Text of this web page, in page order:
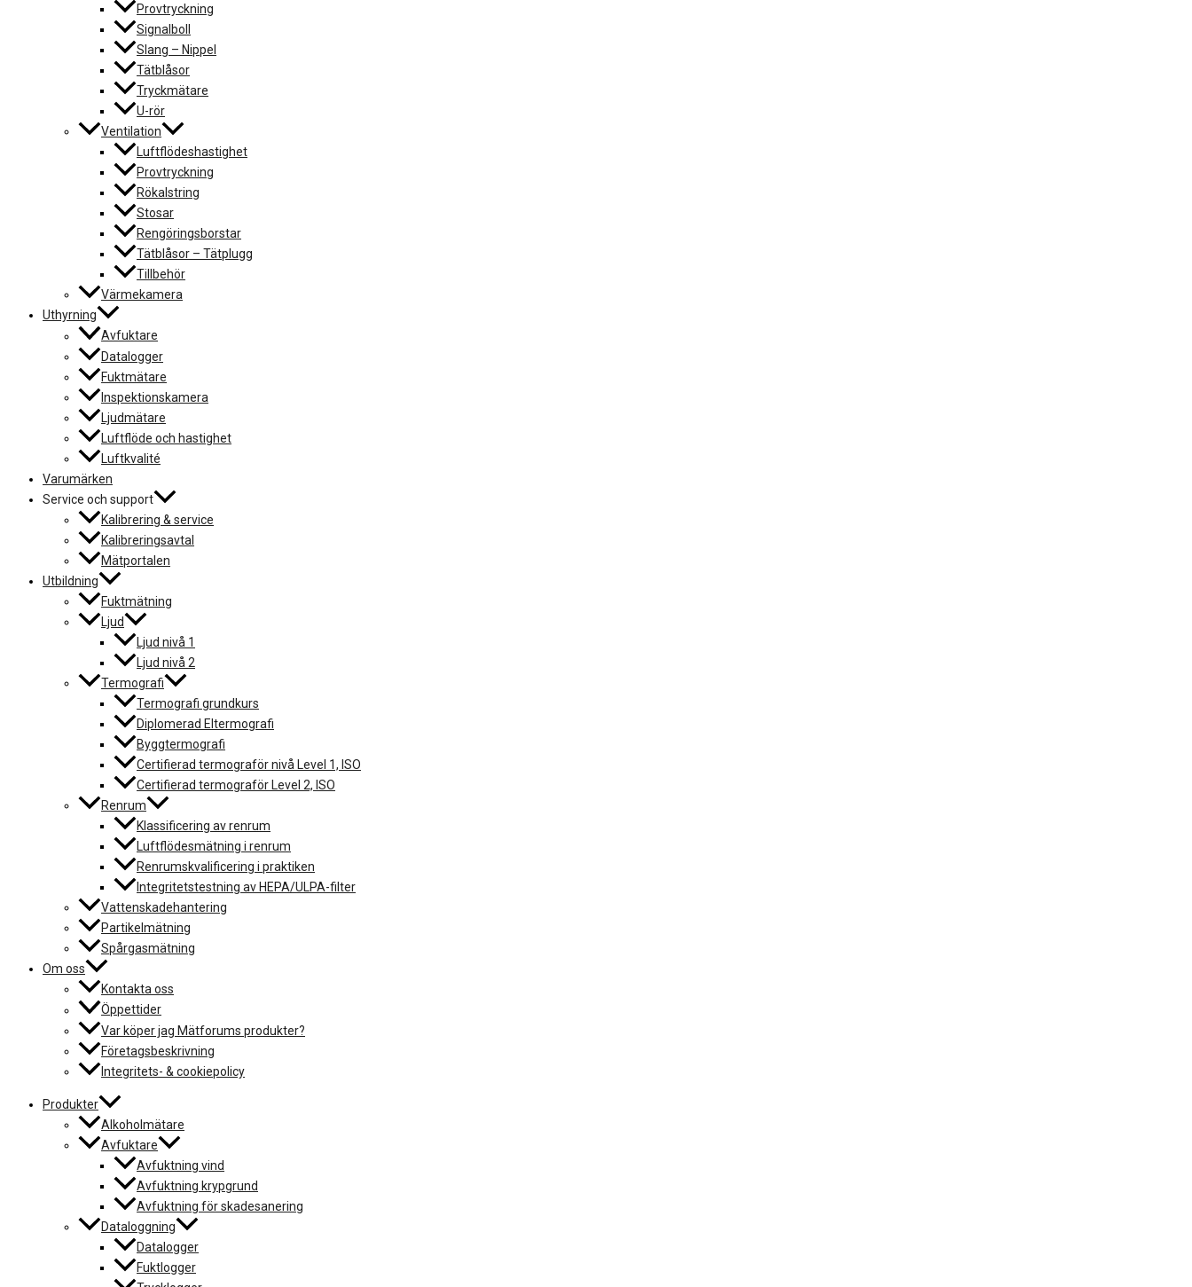
Provtryckning
Signalboll
Slang – Nippel
Tätblåsor
Tryckmätare
U-rör
Ventilation
Luftflödeshastighet
Provtryckning
Rökalstring
Stosar
Rengöringsborstar
Tätblåsor – Tätplugg
Tillbehör
Värmekamera
Uthyrning
Avfuktare
Datalogger
Fuktmätare
Inspektionskamera
Ljudmätare
Luftflöde och hastighet
Luftkvalité
Varumärken
Service och support
Kalibrering & service
Kalibreringsavtal
Mätportalen
Utbildning
Fuktmätning
Ljud
Ljud nivå 1
Ljud nivå 2
Termografi
Termografi grundkurs
Diplomerad Eltermografi
Byggtermografi
Certifierad termograför nivå Level 1, ISO
Certifierad termograför Level 2, ISO
Renrum
Klassificering av renrum
Luftflödesmätning i renrum
Renrumskvalificering i praktiken
Integritetstestning av HEPA/ULPA-filter
Vattenskadehantering
Partikelmätning
Spårgasmätning
Om oss
Kontakta oss
Öppettider
Var köper jag Mätforums produkter?
Företagsbeskrivning
Integritets- & cookiepolicy
Produkter
Alkoholmätare
Avfuktare
Avfuktning vind
Avfuktning krypgrund
Avfuktning för skadesanering
Dataloggning
Datalogger
Fuktlogger